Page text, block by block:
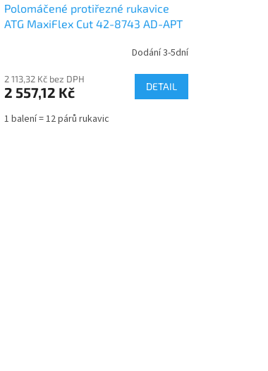
Polomáčené protiřezné rukavice
ATG MaxiFlex Cut 42-8743 AD-APT
Dodání 3-5dní
2 113,32 Kč bez DPH
2 557,12 Kč DETAIL
1 balení = 12 párů rukavic